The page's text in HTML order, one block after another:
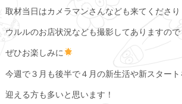
取材当日はカメラマンさんなども来てくださり
ウルルのお店状況なども撮影してありますので
ぜひお楽しみに
今週で３月も後半で４月の新生活や新スタート
迎える方も多いと思います！